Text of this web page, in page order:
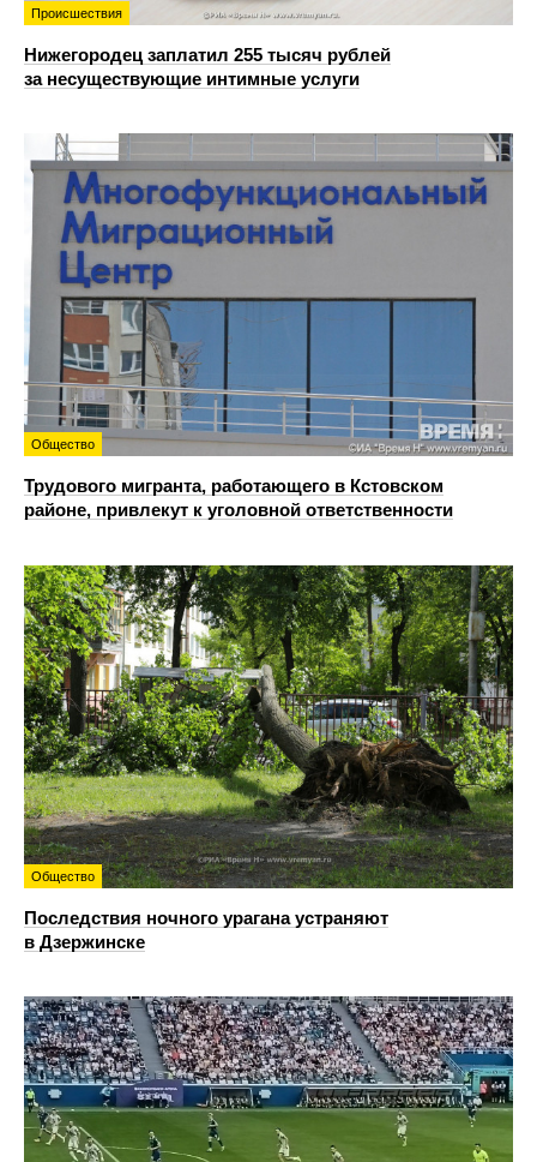
Происшествия
Нижегородец заплатил 255 тысяч рублей
за несуществующие интимные услуги
Общество
Трудового мигранта, работающего в Кстовском
районе, привлекут к уголовной ответственности
Общество
Последствия ночного урагана устраняют
в Дзержинске